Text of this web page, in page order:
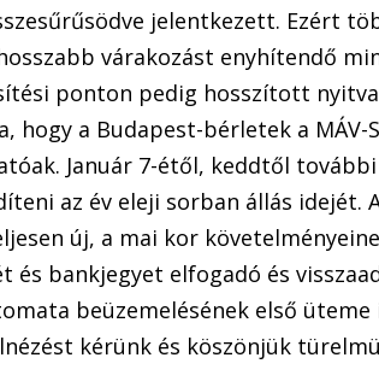
jelentkezett. Ezért
várakozást enyhítendő
ponton pedig hosszított
hogy a Budapest-bérletek a
Január 7-étől, keddtől
az év eleji sorban állás idejét.
új, a mai kor
és bankjegyet elfogadó és
beüzemelésének első
kérünk és köszönjük